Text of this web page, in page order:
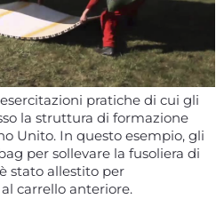
pratiche di cui gli
la struttura di formazione
Unito. In questo esempio, gli
per sollevare la fusoliera di
stato allestito per
carrello anteriore.